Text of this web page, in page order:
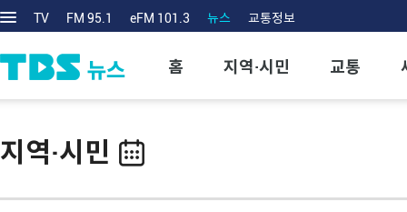
TV FM 95.1 eFM 101.3 뉴스 교통정보
홈 지역·시민 교통
지역·시민